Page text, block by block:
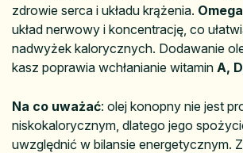
zdrowie serca i układu krążenia.
układ nerwowy i koncentrację, co
nadwyżek kalorycznych. Dodawanie
kasz poprawia wchłanianie witamin A,
Na co uważać: olej konopny nie jest
niskokalorycznym, dlatego jego
uwzględnić w bilansie energetycznym.